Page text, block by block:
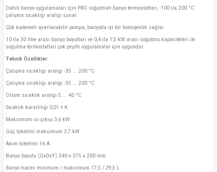
Dahili banyo uygulamaları için PRO soğutmalı banyo termostatları, -100 ila 200 °C
çalışma sıcaklığı aralığı sunar.
Çok kademeli ayarlanabilir pompa, banyoda iyi bir homojenlik sağlar.
10 ila 30 litre arası banyo boyutları ve 0,4 ila 1,5 kW arası soğutma kapasiteleri ile
soğutma termostatları çok çeşitli uygulamalar için uygundur.
Teknik Özellikler:
Çalışma sıcaklığı aralığı -35 ... 200 °C
Çalışma sıcaklığı aralığı -35 ... 200 °C
Ortam sıcaklık aralığı 5 ... 40 °C
Sıcaklık kararlılığı 0,01 ± K
Maksimum ısı çıkışı 3,6 kW
Güç tüketimi maksimum 3,7 kW
Akım tüketimi 16 A
Banyo boyutu (GxDxY) 340 x 375 x 200 mm
Banyo hacmi minimum / maksimum 17,5 / 29,5 L